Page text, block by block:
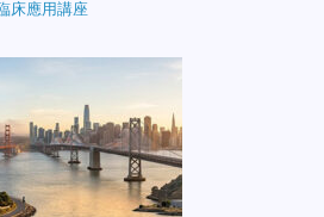
West Garage 內，週末在
男一女失去意識宣告身
該校師生，死因疑似為藥
物過量。…
床應用講座